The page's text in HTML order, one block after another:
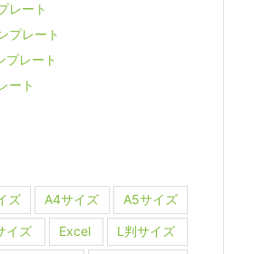
レート
プレート
プレート
ート
ズ A4サイズ A5サイズ
イズ Excel L判サイズ